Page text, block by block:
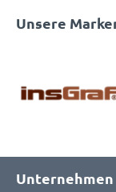
Unsere
Unternehmen